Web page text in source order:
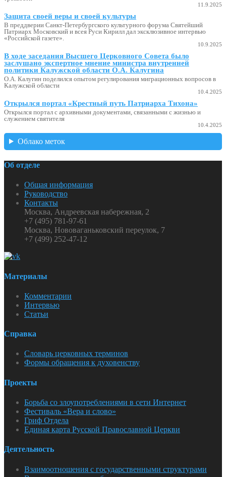
11.9.2025
Защита своей веры и своей культуры
В преддверии Санкт-Петербургского культурного форума Святейший
Патриарх Московский и всея Руси Кирилл дал эксклюзивное интервью
«Российской газете».
10.9.2025
В ходе заседания Высшего Церковного Совета было
заслушано экспертное мнение министра внутренней
политики Калужской области О.А. Калугина
О.А. Калугин поделился опытом регулирования миграционных вопросов в
Калужской области
10.4.2025
Открылся портал «Крестный путь Патриарха Тихона»
Открылся портал с архивными документами, связанными с жизнью и
служением святителя
10.4.2025
Облако меток
Об отделе
Общая информация
Руководство
Контакты
Москва, Андреевская набережная, 2
+7 (495) 781-97-61
Москва, Нововаганьковский переулок, 7
+7 (499) 252-47-12
Материалы
Комментарии
Интервью
Статьи
Справка
Словарь церковных терминов
Формы обращения к духовенству
Проекты
Борьба со злоупотреблениями в сети Интернет
Фестиваль «Вера и слово»
Гриф Отдела
Единая карта Русской Православной Церкви
Деятельность
Взаимоотношения с государственными структурами